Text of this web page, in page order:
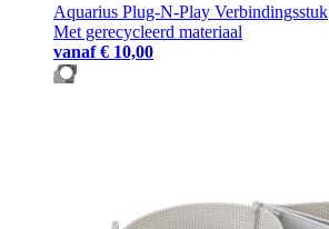
Aquarius Plug-N-Play Verbindingsstuk
Met gerecycleerd materiaal
vanaf € 10,00